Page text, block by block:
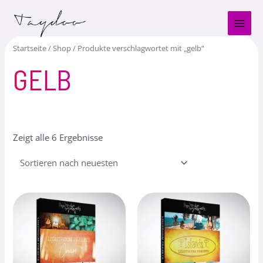
Inhalt
Startseite/Shop/ Produkte verschlagwortet mit „gelb“
GELB
Zeigt alle 6 Ergebnisse